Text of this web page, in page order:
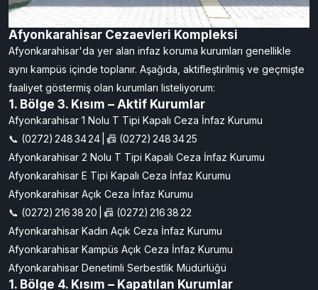
Afyonkarahisar Cezaevleri Kompleksi
Afyonkarahisar'da yer alan infaz koruma kurumları genellikle
aynı kampüs içinde toplanır. Aşağıda, aktifleştirilmiş ve geçmişte
faaliyet göstermiş olan kurumları listeliyorum:
1. Bölge 3. Kısım – Aktif Kurumlar
Afyonkarahisar 1 Nolu T Tipi Kapalı Ceza İnfaz Kurumu
📞 (0272) 248 34 24 | 📠 (0272) 248 34 25
Afyonkarahisar 2 Nolu T Tipi Kapalı Ceza İnfaz Kurumu
Afyonkarahisar E Tipi Kapalı Ceza İnfaz Kurumu
Afyonkarahisar Açık Ceza İnfaz Kurumu
📞 (0272) 216 38 20 | 📠 (0272) 216 38 22